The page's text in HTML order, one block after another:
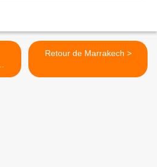
Retour de Marrakech >